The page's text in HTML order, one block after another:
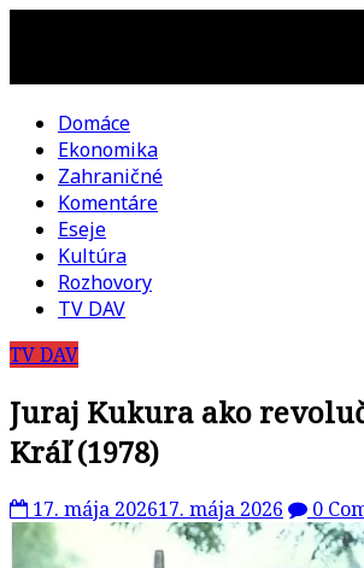
DAV
DVA
kultúrno-
politická
revue
Domáce
Ekonomika
Zahraničné
Komentáre
Eseje
Kultúra
Rozhovory
TV DAV
TV DAV
Juraj Kukura ako
Kráľ (1978)
17. mája 202617. mája 2026 0